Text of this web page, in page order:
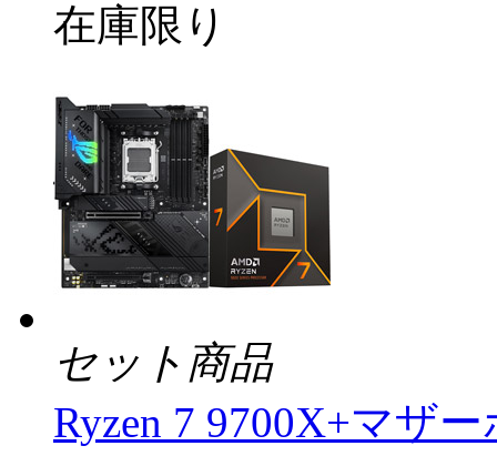
在庫限り
セット商品
Ryzen 7 9700X+マザ